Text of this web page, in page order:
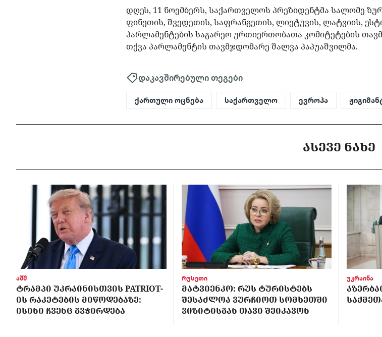
დღეს, 11 ნოემბერს, საქართველოს პრეზიდენტმა სალომე
ფინეთის, შვედეთის, საფრანგეთის, ლიეტუვის, ლატვიის,
პარლამენტების საგარეო ურთიერთობათა კომიტეტების
თქვა პარლამენტის თავმჯდომარე შალვა პაპუაშვილმა.
დაკავშირებული თეგები
ქართული ოცნება საქართველო ევროპა
ᲐᲡᲔᲕᲔ ᲜᲐᲮᲔ
აშშ
ᲢᲠᲐᲛᲞᲘ ᲣᲙᲠᲐᲘᲜᲘᲡᲗᲕᲘᲡ PATRIOT-
ᲘᲡ ᲠᲐᲙᲔᲢᲔᲑᲘᲡ ᲛᲘᲬᲝᲓᲔᲑᲐᲖᲔ:
ᲘᲡᲘᲜᲘ ᲩᲕᲔᲜᲪ ᲒᲕᲭᲘᲠᲓᲔᲑᲐ
რუსეთი
ᲛᲐᲢᲕᲘᲔᲜᲙᲝ: ᲠᲣᲡ ᲢᲣᲠᲘᲡᲢᲔᲑᲡ
ᲨᲔᲡᲐᲫᲚᲝᲐ ᲕᲣᲠᲩᲘᲝᲗ ᲡᲝᲛᲮᲔᲗᲨᲘ
ᲕᲘᲖᲘᲢᲘᲡᲒᲐᲜ ᲗᲐᲕᲘ ᲨᲔᲘᲙᲐᲕᲝᲜ
უკრაინა